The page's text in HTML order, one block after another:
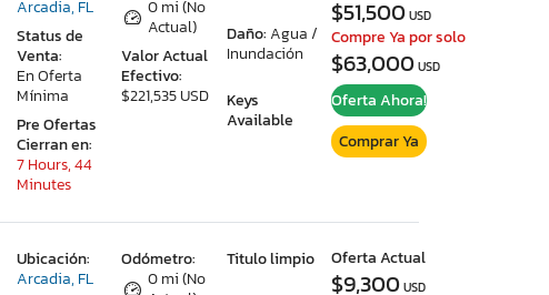
0 mi (No
Actual)
Valor Actual
Efectivo:
$221,535 USD
Daño:Agua /
Inundación
Keys
Available
Arcadia, FL
Status de
Venta:
En Oferta
Mínima
Pre Ofertas
Cierran en:
7 Hours, 44
Minutes
$51,500USD
Compre Ya por solo
$63,000USD
Oferta Ahora!
Comprar Ya
Odómetro:
0 mi (No
Titulo limpio
Ubicación:
Arcadia, FL
Oferta Actual
$9,300USD